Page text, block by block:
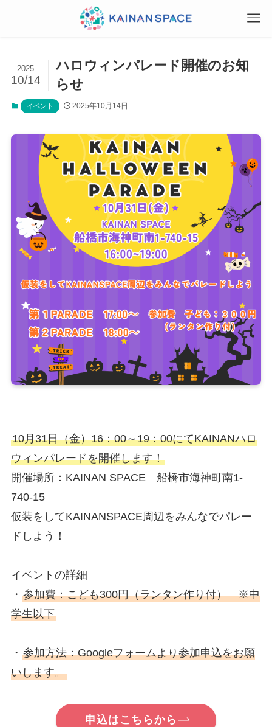
ハロウィンパレード開催のお知
らせ
2025
10/14
イベント 2025年10月14日
10月31日（金）16：00～19：00にてKAINANハロ
ウィンパレードを開催します！
開催場所：KAINAN SPACE 船橋市海神町南1-
740-15
仮装をしてKAINANSPACE周辺をみんなでパレー
ドしよう！
イベントの詳細
・ 参加費：こども300円（ランタン作り付） ※中
学生以下
・ 参加方法：Googleフォームより参加申込をお願
いします。
申込はこちらから